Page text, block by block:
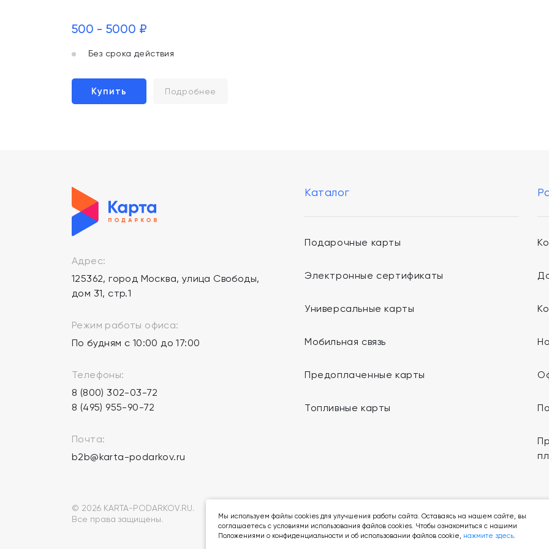
500 - 5000 ₽
Без срока действия
Купить Подробнее
Адрес:
125362, город Москва, улица Свободы,
дом 31, стр.1
Режим работы офиса:
По будням с 10:00 до 17:00
Телефоны:
8 (800) 302-03-72
8 (495) 955-90-72
Почта:
b2b@karta-podarkov.ru
Каталог
Подарочные карты
Электронные сертификаты
Универсальные карты
Мобильная связь
Предоплаченные карты
Топливные карты
© 2026 KARTA-PODARKOV.RU.
Все права защищены.
Мы в социальных сетях:
Мы используем файлы cookies для улучшения работы сайта. Оставаясь на нашем сайте, вы
соглашаетесь с условиями использования файлов cookies. Чтобы ознакомиться с нашими
Положениями о конфиденциальности и об использовании файлов cookie, нажмите здесь.